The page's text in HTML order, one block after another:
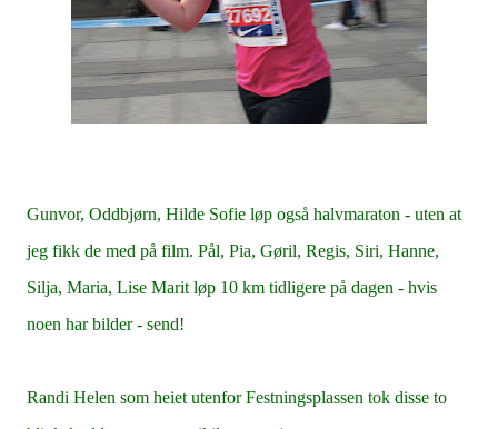
Gunvor, Oddbjørn, Hilde Sofie løp også halvmaraton - uten at
jeg fikk de med på film. Pål, Pia, Gøril, Regis, Siri, Hanne,
Silja, Maria, Lise Marit løp 10 km tidligere på dagen - hvis
noen har bilder - send!
Randi Helen som heiet utenfor Festningsplassen tok disse to